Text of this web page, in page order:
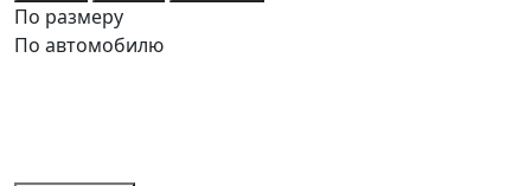
По размеру
По автомобилю